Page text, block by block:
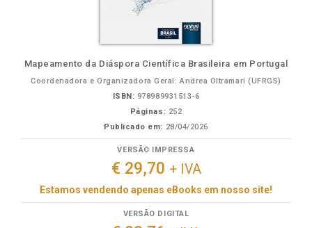
Mapeamento da Diáspora Científica Brasileira em Portugal
Coordenadora e Organizadora Geral: Andrea Oltramari (UFRGS)
ISBN: 978989931513-6
Páginas: 252
Publicado em: 28/04/2026
VERSÃO IMPRESSA
€ 29,70 + IVA
Estamos vendendo apenas eBooks em nosso site!
VERSÃO DIGITAL